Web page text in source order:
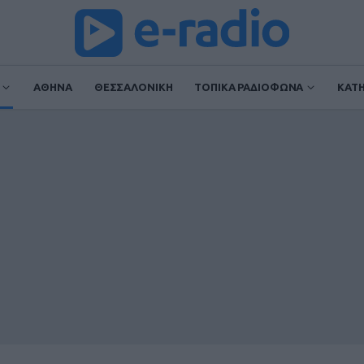
ΑΘΗΝΑ ΘΕΣΣΑΛΟΝΙΚΗ ΤΟΠΙΚΑ ΡΑΔΙΟΦΩΝΑ